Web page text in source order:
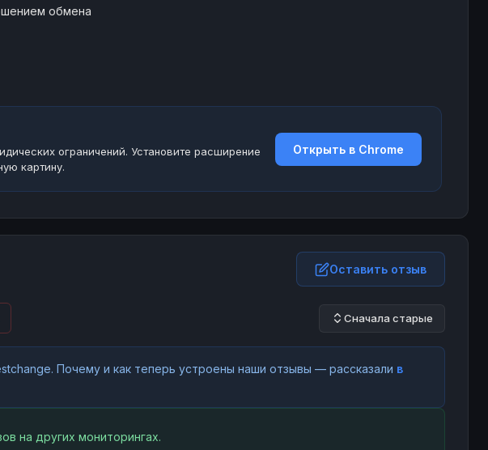
обмена
ограничений. Установите расширение
картину.
Открыть в Chrome
Оставить отзыв
Сначала старые
Почему и как теперь устроены наши отзывы — рассказали в
на других мониторингах.